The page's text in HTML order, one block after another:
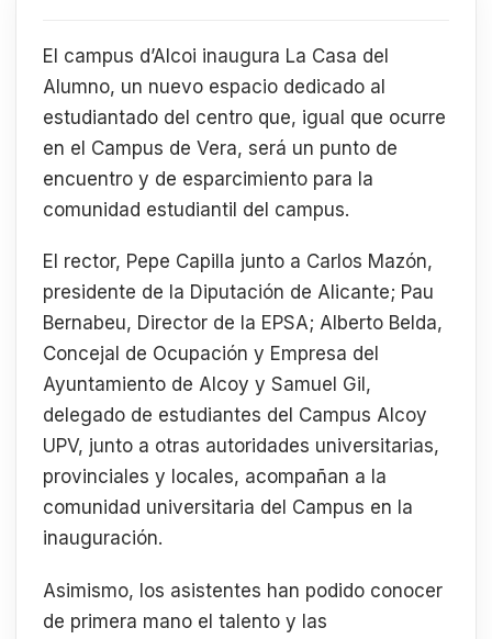
El campus d’Alcoi inaugura La Casa del
Alumno, un nuevo espacio dedicado al
estudiantado del centro que, igual que ocurre
en el Campus de Vera, será un punto de
encuentro y de esparcimiento para la
comunidad estudiantil del campus.
El rector, Pepe Capilla junto a Carlos Mazón,
presidente de la Diputación de Alicante; Pau
Bernabeu, Director de la EPSA; Alberto Belda,
Concejal de Ocupación y Empresa del
Ayuntamiento de Alcoy y Samuel Gil,
delegado de estudiantes del Campus Alcoy
UPV, junto a otras autoridades universitarias,
provinciales y locales, acompañan a la
comunidad universitaria del Campus en la
inauguración.
Asimismo, los asistentes han podido conocer
de primera mano el talento y las